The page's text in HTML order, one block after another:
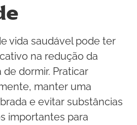
vida saudável pode ter
na redução da
dormir. Praticar
manter uma
e evitar substâncias
importantes para